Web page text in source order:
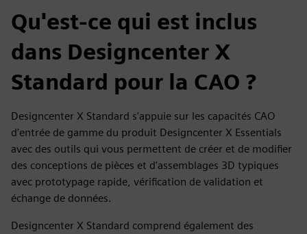
Qu'est-ce qui est inclus
dans Designcenter X
Standard pour la CAO ?
Designcenter X Standard s'appuie sur les capacités CAO
d'entrée de gamme du produit Designcenter X Essentials
avec des outils qui vous permettent de créer et de modifier
des conceptions de pièces et d'assemblages 3D typiques
avec prototypage rapide, vérification de validation et
échange de données.
Designcenter X Standard comprend également des